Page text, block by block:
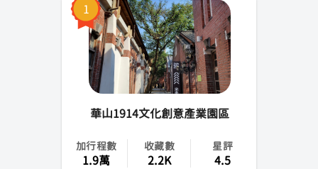
苗栗縣
南投縣
1
華山1914文化創意產業園區
加行程數
1.9萬
收藏數
2.2K
星評
4.5